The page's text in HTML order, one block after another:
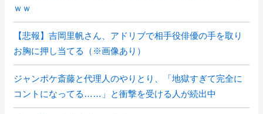
ｗｗ
【悲報】吉岡里帆さん、アドリブで相手役俳優の手を取り
お胸に押し当てる（※画像あり）
ジャンポケ斎藤と代理人のやりとり、「地獄すぎて完全に
コントになってる……」と衝撃を受ける人が続出中